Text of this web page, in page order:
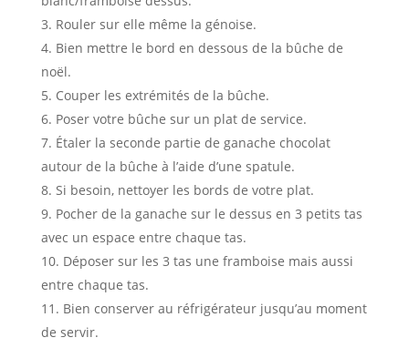
Rouler sur elle même la génoise.
Bien mettre le bord en dessous de la bûche de
noël.
Couper les extrémités de la bûche.
Poser votre bûche sur un plat de service.
Étaler la seconde partie de ganache chocolat
autour de la bûche à l’aide d’une spatule.
Si besoin, nettoyer les bords de votre plat.
Pocher de la ganache sur le dessus en 3 petits tas
avec un espace entre chaque tas.
Déposer sur les 3 tas une framboise mais aussi
entre chaque tas.
Bien conserver au réfrigérateur jusqu’au moment
de servir.